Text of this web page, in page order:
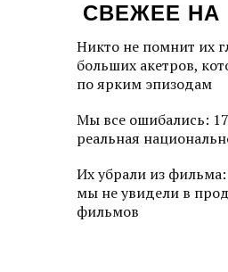
СВЕЖЕЕ НА
Никто не помнит их
больших акетров,
по ярким эпизодам
Мы все ошибались:
реальная
Их убрали из
мы не увидели в
фильмов